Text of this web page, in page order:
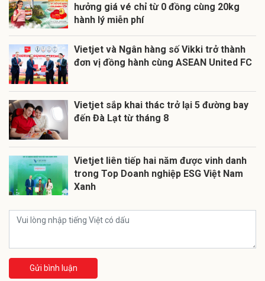
hưởng giá vé chỉ từ 0 đồng cùng 20kg
hành lý miễn phí
Vietjet và Ngân hàng số Vikki trở thành
đơn vị đồng hành cùng ASEAN United FC
Vietjet sắp khai thác trở lại 5 đường bay
đến Đà Lạt từ tháng 8
Vietjet liên tiếp hai năm được vinh danh
trong Top Doanh nghiệp ESG Việt Nam
Xanh
Gửi bình luận